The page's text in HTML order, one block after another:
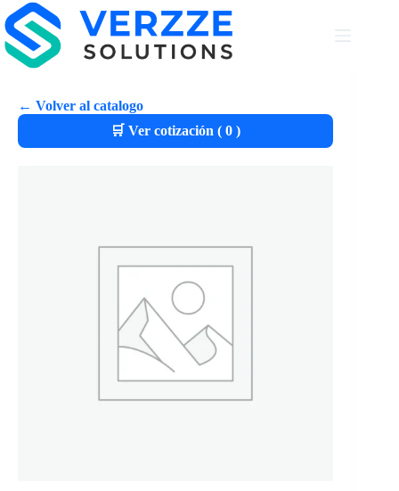
← Volver al catalogo
🛒 Ver cotización ( 0)